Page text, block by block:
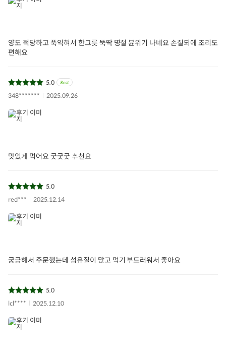
고푸드나물 정혜신선
아이들식단
지중해식단
상품필수정보
상품명 깐 알토란
지기한
보관/취급방법
양도 적당하고 푹익혀서 한그릇 뚝딱 명절 뷴위기 나네요 손질되에 조리도
편해요
5.0
348*******
2025.09.26
맛있게 먹어요 굿굿굿 추천요
5.0
red***
2025.12.14
궁금해서 주문했는데 섬유질이 많고 먹기 부드러워서 좋아요
5.0
lcl****
2025.12.10